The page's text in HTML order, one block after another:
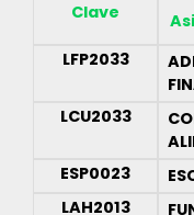
Clave
LFP2033
LCU2033
ESP0023
LAH2013